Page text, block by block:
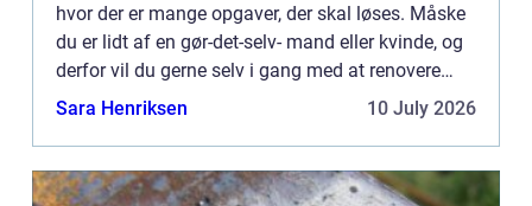
hvor der er mange opgaver, der skal løses. Måske
du er lidt af en gør-det-selv- mand eller kvinde, og
derfor vil du gerne selv i gang med at renovere
nogle af tingene ude på badeværelset. Hvis du
Sara Henriksen 10 July 2026